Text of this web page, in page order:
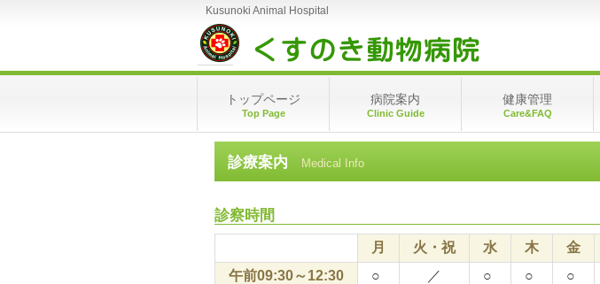
Kusunoki Animal Hospital
診療案内 Medical Info
診察時間
月 火・祝 水 木 金
午前09:30～12:30
○ ／ ○ ○ ○
トップページ
Top Page
病院案内
Clinic Guide
健康管理
Care&FAQ